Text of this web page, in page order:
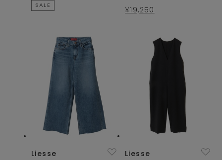
SALE ¥19,250
Liesse Liesse